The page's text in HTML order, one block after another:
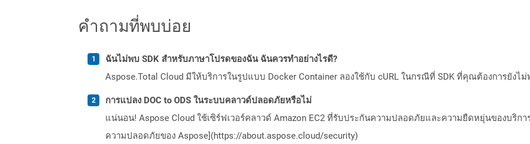
คำถามที่พบบ่อย
ฉันไม่พบ SDK สำหรับภาษาโปรดของฉัน ฉันควรทำอย่างไรดี?
Aspose.Total Cloud มีให้บริการในรูปแบบ Docker Container ลองใช้กับ cURL ในกรณีที่ SDK ที่คุณต้องการยังไ
การแปลง DOC to ODS ในระบบคลาวด์ปลอดภัยหรือไม่
แน่นอน! Aspose Cloud ใช้เซิร์ฟเวอร์คลาวด์ Amazon EC2 ที่รับประกันความปลอดภัยและความยืดหยุ่นของบริก
ความปลอดภัยของ Aspose](https://about.aspose.cloud/security)